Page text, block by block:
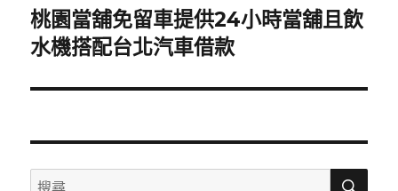
下
一
文
桃園當舖免留車提供24小時當舖且飲
水機搭配台北汽車借款
搜
搜